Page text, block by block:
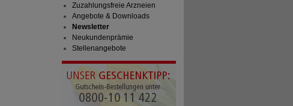
Zuzahlungsfreie Arzneien
Angebote & Downloads
Newsletter
Neukundenprämie
Stellenangebote